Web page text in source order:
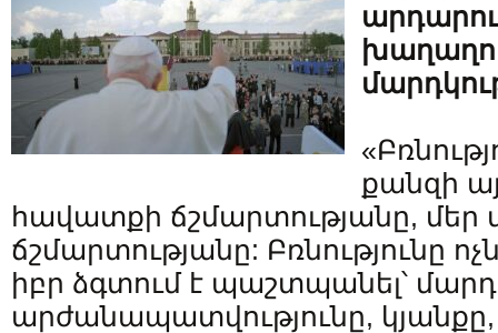
քանզի
հավատքի ճշմարտությանը, մեր
ճշմարտությանը: Բռնությունը
իբր ձգտում է պաշտպանել՝
արժանապատվությունը,